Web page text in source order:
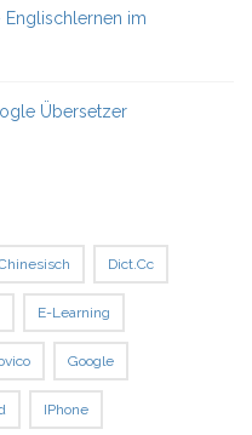
Englischlernen im
Übersetzer
Dict.cc
E-Learning
Google
IPhone